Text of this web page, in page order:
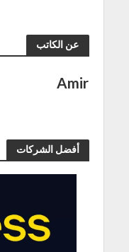
عن الكاتب
Amir
أفضل الشركات